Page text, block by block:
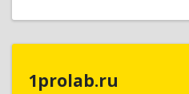
1prolab.ru